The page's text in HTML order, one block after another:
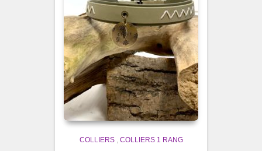
COLLIERS, COLLIERS 1 RANG